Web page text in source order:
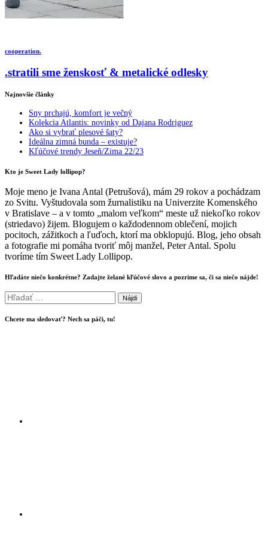
cooperation.
.stratili sme ženskosť & metalické odlesky
Najnovšie články
Sny prchajú, komfort je večný
Kolekcia Atlantis: novinky od Dajana Rodriguez
Ako si vybrať plesové šaty?
Ideálna zimná bunda – existuje?
Kľúčové trendy Jeseň/Zima 22/23
Kto je Sweet Lady lollipop?
Moje meno je Ivana Antal (Petrušová), mám 29 rokov a pochádzam
zo Svitu. Vyštudovala som žurnalistiku na Univerzite Komenského
v Bratislave – a v tomto „malom veľkom“ meste už niekoľko rokov
(striedavo) žijem. Blogujem o každodennom oblečení, mojich
pocitoch, zážitkoch a ľuďoch, ktorí ma obklopujú. Blog, jeho obsah
a fotografie mi pomáha tvoriť môj manžel, Peter Antal. Spolu
tvoríme tím Sweet Lady Lollipop.
Hľadáte niečo konkrétne? Zadajte želané kľúčové slovo a pozrime sa, či sa niečo nájde!
Hľadať:
Chcete ma sledovať? Nech sa páči, tu!